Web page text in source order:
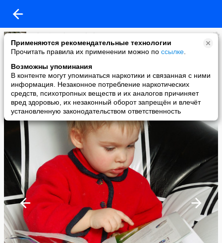
Применяются рекомендательные технологии
Прочитать правила их применении можно по ссылке
Возможны упоминания
В контенте могут упоминаться наркотики и связанная с ними
информация. Незаконное потребление наркотических
средств, психотропных веществ и их аналогов причиняет
вред здоровью, их незаконный оборот запрещён и влечёт
установленную законодательством ответственность
Valentin Solomenchuk
added a photo
21 Mar в 17:32